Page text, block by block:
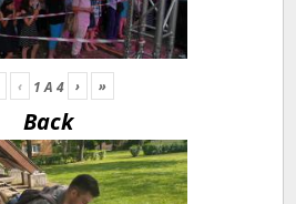
‹ 1A 4 › »
Back